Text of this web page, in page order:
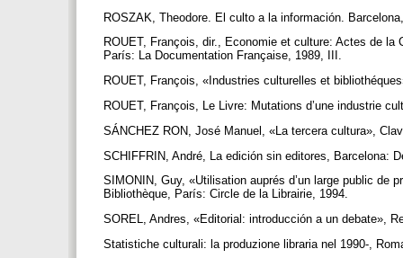
ROSZAK, Theodore. El culto a la información.
ROUET, François, dir., Economie et culture: Actes de la
París: La Documentation Française, 1989, III.
ROUET, François, «Industries culturelles et
ROUET, François, Le Livre: Mutations d’une industrie
SÁNCHEZ RON, José Manuel, «La tercera cultura»,
SCHIFFRIN, André, La edición sin editores, Barcelona:
SIMONIN, Guy, «Utilisation auprés d’un large public de
Bibliothèque, París: Circle de la Librairie, 1994.
SOREL, Andres, «Editorial: introducción a un debate»,
Statistiche culturali: la produzione libraria nel 1990-,